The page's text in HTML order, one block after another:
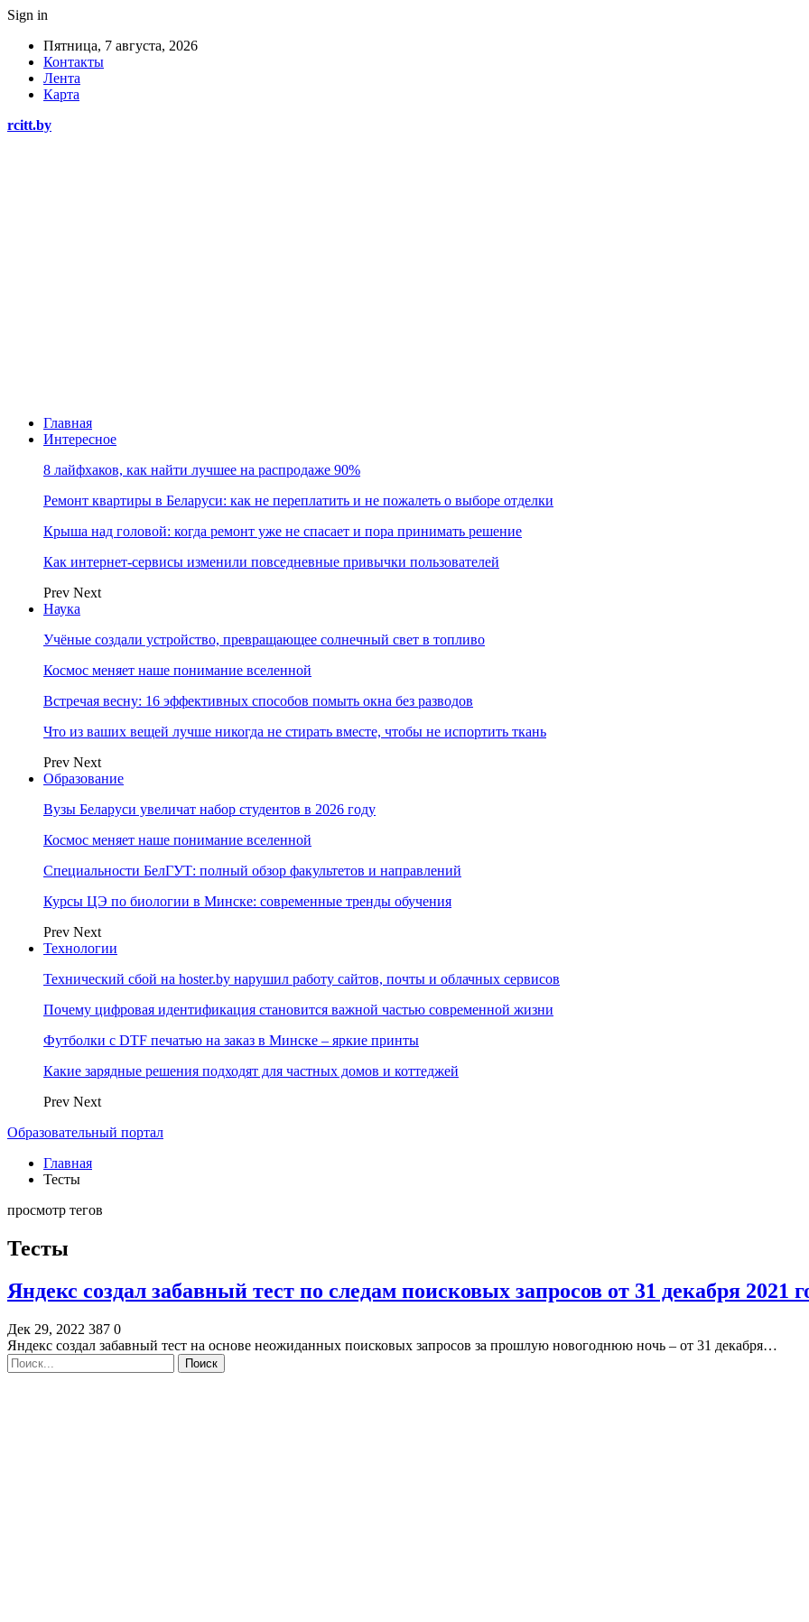
Sign in
Пятница, 7 августа, 2026
Контакты
Лента
Карта
rcitt.by
Главная
Интересное
8 лайфхаков, как найти лучшее на распродаже 90%
Ремонт квартиры в Беларуси: как не переплатить и не пожалеть о выборе отделки
Крыша над головой: когда ремонт уже не спасает и пора принимать решение
Как интернет-сервисы изменили повседневные привычки пользователей
Prev Next
Наука
Учёные создали устройство, превращающее солнечный свет в топливо
Космос меняет наше понимание вселенной
Встречая весну: 16 эффективных способов помыть окна без разводов
Что из ваших вещей лучше никогда не стирать вместе, чтобы не испортить ткань
Prev Next
Образование
Вузы Беларуси увеличат набор студентов в 2026 году
Космос меняет наше понимание вселенной
Специальности БелГУТ: полный обзор факультетов и направлений
Курсы ЦЭ по биологии в Минске: современные тренды обучения
Prev Next
Технологии
Технический сбой на hoster.by нарушил работу сайтов, почты и облачных сервисов
Почему цифровая идентификация становится важной частью современной жизни
Футболки с DTF печатью на заказ в Минске – яркие принты
Какие зарядные решения подходят для частных домов и коттеджей
Prev Next
Образовательный портал
Главная
Тесты
просмотр тегов
Тесты
Яндекс создал забавный тест по следам поисковых запросов от 31 декабря 2021
Дек 29, 2022 387 0
Яндекс создал забавный тест на основе неожиданных поисковых запросов за прошлую новогоднюю ночь – от 31 декабря…